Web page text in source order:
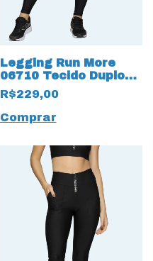
Legging Run More
06710 Tecido Duplo
Max com bolsos Preto
R$229,00
Comprar